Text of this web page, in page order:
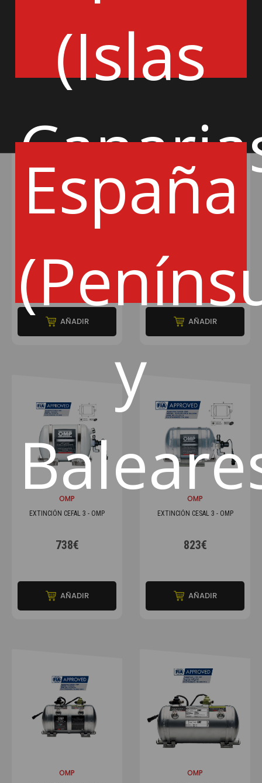
(Islas
España
y
AÑADIR AÑADIR
684€
AÑADIR
709€
AÑADIR
OMP
EXTINCIÓN CEFAL 3 - OMP
738€
AÑADIR
OMP
EXTINCIÓN CESAL 3 - OMP
823€
AÑADIR
OMP OMP